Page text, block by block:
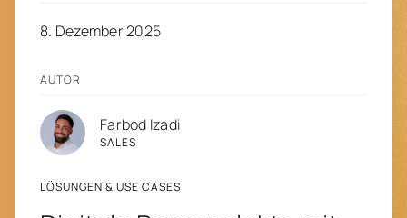
8. Dezember2025
AUTOR
Farbod Izadi
SALES
LÖSUNGEN & USE CASES